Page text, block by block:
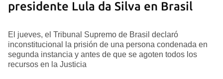
presidente Lula da Silva en Brasil
El jueves, el Tribunal Supremo de Brasil declaró
inconstitucional la prisión de una persona condenada en
segunda instancia y antes de que se agoten todos los
recursos en la Justicia